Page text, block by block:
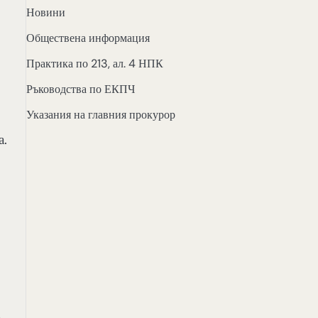
Новини
Обществена информация
Практика по 213, ал. 4 НПК
Ръководства по ЕКПЧ
Указания на главния прокурор